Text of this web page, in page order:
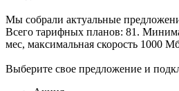
Мы собрали актуальные
Всего тарифных планов: 81.
мес, максимальная скорость 1000
Выберите свое предложение и